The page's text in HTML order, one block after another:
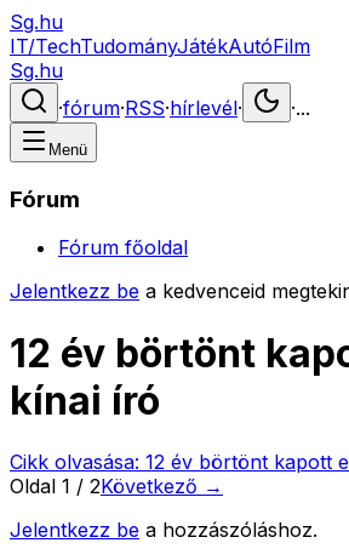
Sg.hu
IT/TechTudományJátékAutóFilm
Sg.hu
·fórum·RSS·hírlevél· ·...
Menü
Fórum
Fórum főoldal
Jelentkezz be a kedvenceid
12 év börtönt
kínai író
Cikk olvasása: 12 év börtönt kapott
Oldal 1 / 2Következő →
Jelentkezz be a hozzászóláshoz.